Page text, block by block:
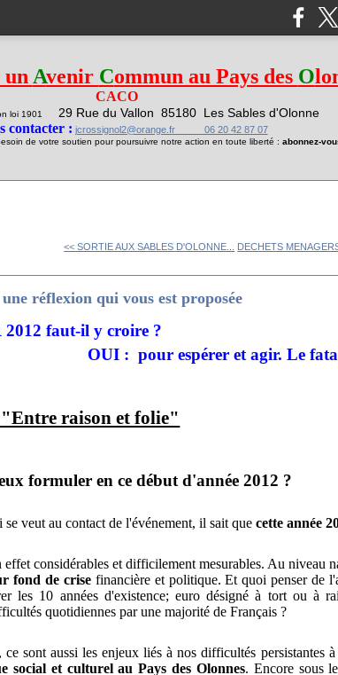
un Avenir Commun au Pays des O
CACO
loi 1901 29 Rue du Vallon 85180 Les Sables d'Olonne
contacter : jcrossignol2@orange.fr 06 20 42 87 07
de votre soutien pour poursuivre notre action en toute liberté : abonnez-
<< SORTIE AUX SABLES D'OLONNE... DECHETS
réflexion qui vous est proposée
2012 faut-il y croire ?
espérer et agir. Le fatalisme
"Entre raison et folie"
formuler en ce début d'année 2012 ?
veut au contact de l'événement, il sait quecette année
effet considérables et difficilement mesurables. Au niveau
fond de crisefinancière et politique. Et quoi penser de
les 10 années d'existence; euro désigné à tort ou à
quotidiennes par une majorité de Français ?
ce sont aussi les enjeux liés à nos difficultés
social et culturel au Pays des Olonnes. Encore sous